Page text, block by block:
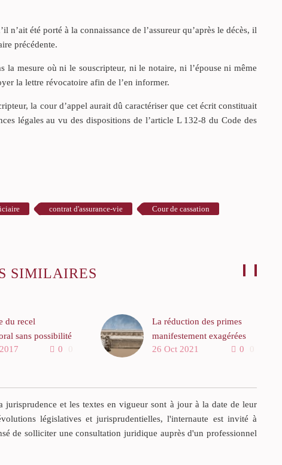
été porté à la connaissance de l’assureur qu’après le décès, il
précédente.
la mesure où ni le souscripteur, ni le notaire, ni l’épouse ni même
la lettre révocatoire afin de l’en informer.
la cour d’appel aurait dû caractériser que cet écrit constituait
légales au vu des dispositions de l’article L 132-8 du Code des
contrat d'assurance-vie Cour de cassation
SIMILAIRES
du recel
sans possibilité
y échapper en
de cassation a
arrêt en date du 9
estimant que
0 0
La réduction des primes
manifestement exagérées
PROVENCE (pourvoi n°
18/00780, Légifrance) en
date du 22 septembre 2021
donne la mesure de ce que
0 0
26 Oct 2021
et les textes en vigueur sont à jour à la date de leur
législatives et jurisprudentielles, l'internaute est invité à
de solliciter une consultation juridique auprès d'un professionnel